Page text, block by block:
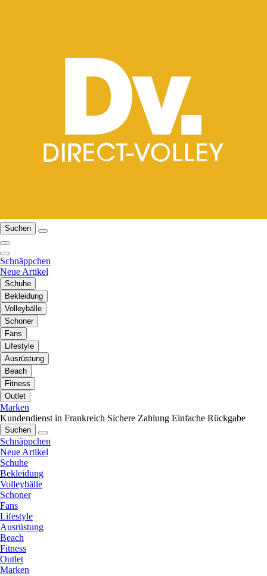
Suchen
Schnäppchen
Neue Artikel
Schuhe
Bekleidung
Volleybälle
Schoner
Fans
Lifestyle
Ausrüstung
Beach
Fitness
Outlet
Marken
Kundendienst in Frankreich Sichere Zahlung Einfache Rückgabe
Suchen
Schnäppchen
Neue Artikel
Schuhe
Bekleidung
Volleybälle
Schoner
Fans
Lifestyle
Ausrüstung
Beach
Fitness
Outlet
Marken